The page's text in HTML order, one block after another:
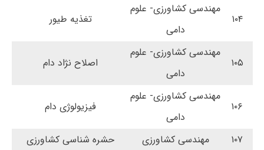
۱۰۴
مهندسی کشاورزی- علوم
دامی
تغذیه طیور
۱۰۵
مهندسی کشاورزی- علوم
دامی
اصلاح نژاد دام
۱۰۶
مهندسی کشاورزی- علوم
دامی
فیزیولوژی دام
۱۰۷ مهندسی کشاورزی
حشره شناسی کشاورزی